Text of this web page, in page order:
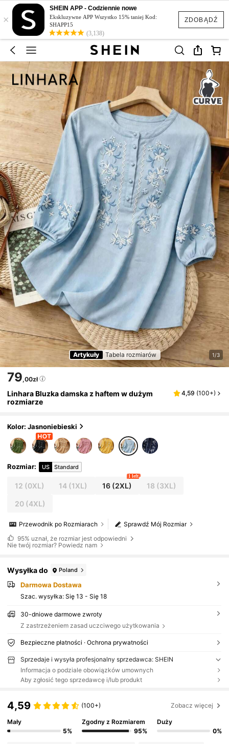
ZDOBĄDŹ
×
SHEIN APP - Codziennie nowe
Ekskluzywne APP Wszystko 15% taniej Kod:
SHAPP15
(3,138)
Artykuły Tabela rozmiarów 1/3
79,00zł
Linhara Bluzka damska z haftem w dużym
rozmiarze
4,59 (100+)
Kolor: Jasnoniebieski
Rozmiar: US Standard
12 (0XL) 14 (1XL) 16(2XL)
1 left
18 (3XL)
20(4XL)
Sprawdź Mój Rozmiar
Przewodnik po Rozmiarach
95% uznał, że rozmiar jest odpowiedni
Nie twój rozmiar? Powiedz nam
Wysyłka do Poland
Darmowa Dostawa
Szac. wysyłka: Się 13 - Się 18
30-dniowe darmowe zwroty
Z zastrzeżeniem zasad uczciwego użytkowania
Bezpieczne płatności · Ochrona prywatności
Sprzedaje i wysyła profesjonalny sprzedawca: SHEIN
Informacja o podziale obowiązków umownych
Aby zgłosić tego sprzedawcę i/lub produkt
4,59 (100+) Zobacz więcej
Mały
5%
Zgodny z Rozmiarem
95%
Duży
0%